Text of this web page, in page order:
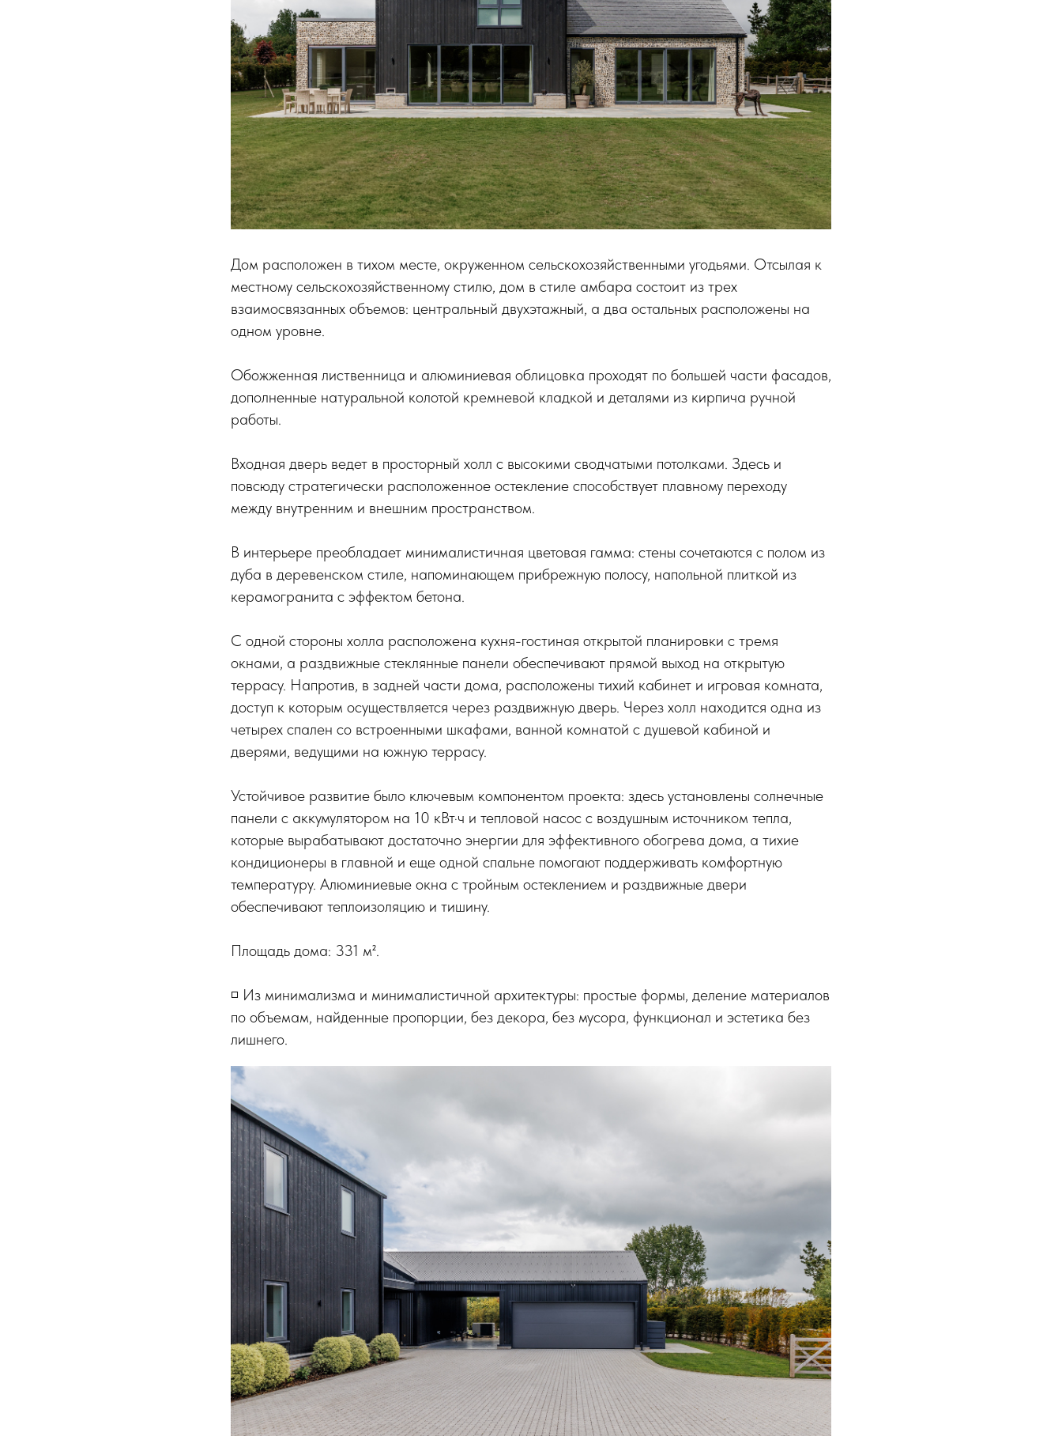
Дом расположен в тихом месте, окруженном сельскохозяйственными угодьями. Отсылая к
местному сельскохозяйственному стилю, дом в стиле амбара состоит из трех
взаимосвязанных объемов: центральный двухэтажный, а два остальных расположены на
одном уровне.
Обожженная лиственница и алюминиевая облицовка проходят по большей части фасадов,
дополненные натуральной колотой кремневой кладкой и деталями из кирпича ручной
работы.
Входная дверь ведет в просторный холл с высокими сводчатыми потолками. Здесь и
повсюду стратегически расположенное остекление способствует плавному переходу
между внутренним и внешним пространством.
В интерьере преобладает минималистичная цветовая гамма: стены сочетаются с полом из
дуба в деревенском стиле, напоминающем прибрежную полосу, напольной плиткой из
керамогранита с эффектом бетона.
С одной стороны холла расположена кухня-гостиная открытой планировки с тремя
окнами, а раздвижные стеклянные панели обеспечивают прямой выход на открытую
террасу. Напротив, в задней части дома, расположены тихий кабинет и игровая комната,
доступ к которым осуществляется через раздвижную дверь. Через холл находится одна из
четырех спален со встроенными шкафами, ванной комнатой с душевой кабиной и
дверями, ведущими на южную террасу.
Устойчивое развитие было ключевым компонентом проекта: здесь установлены солнечные
панели с аккумулятором на 10 кВт·ч и тепловой насос с воздушным источником тепла,
которые вырабатывают достаточно энергии для эффективного обогрева дома, а тихие
кондиционеры в главной и еще одной спальне помогают поддерживать комфортную
температуру. Алюминиевые окна с тройным остеклением и раздвижные двери
обеспечивают теплоизоляцию и тишину.
Площадь дома: 331 м².
◽️ Из минимализма и минималистичной архитектуры: простые формы, деление материалов
по объемам, найденные пропорции, без декора, без мусора, функционал и эстетика без
лишнего.